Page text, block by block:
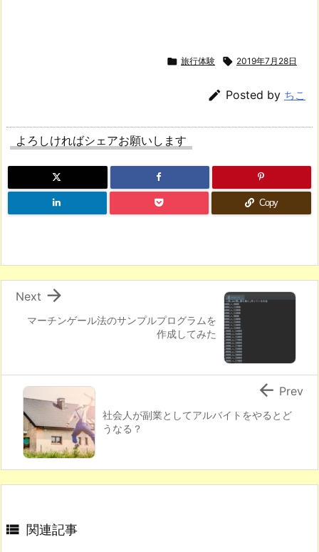
 旅行体験  2019年7月28日
 Posted by ちこ
よろしければシェアお願いします
Copy
マーチンゲール法のサンプルプログラムを
作成してみた

Next
社会人が副業としてアルバイトをやるとど
うなる？
 Prev
 関連記事